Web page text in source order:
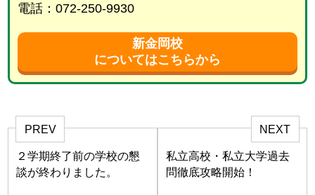
電話：072-250-9930
新金岡校
についてはこちらから
PREV
２学期終了前の学校の懇
談が終わりました。
NEXT
私立高校・私立大学過去
問徹底攻略開始！